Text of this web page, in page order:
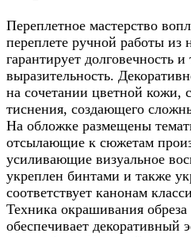
Переплетное мастерство
переплете ручной работы из
гарантирует долговечность
выразительность.
на сочетании цветной кожи,
тиснения, создающего
На обложке размещены
отсылающие к сюжетам
усиливающие визуальное
укреплен бинтами и также
соответствует канонам
Техника окрашивания
обеспечивает декоративный